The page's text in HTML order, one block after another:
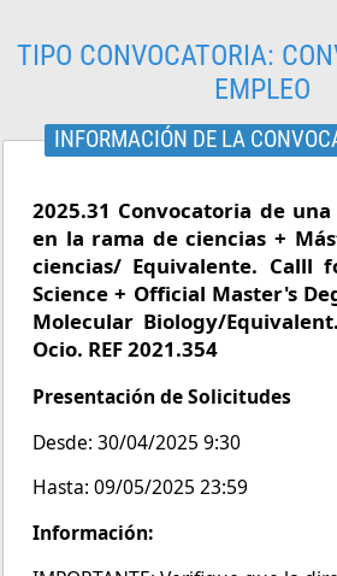
TIPO CONVOCATORIA:
EMPLEO
INFORMACIÓN DE LA
2025.31 Convocatoria de
en la rama de ciencias +
ciencias/ Equivalente. Calll
Science + Official Master's
Molecular Biology/
Ocio. REF 2021.354
Presentación de Solicitudes
Desde: 30/04/2025 9:30
Hasta: 09/05/2025 23:59
Información: